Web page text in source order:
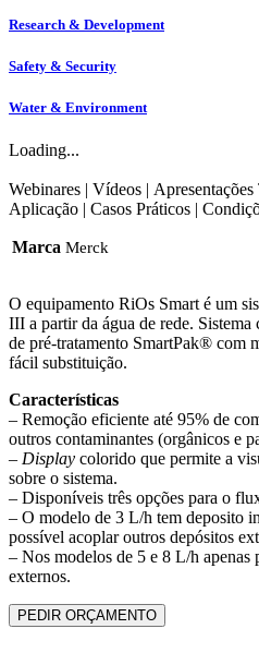
Research & Development
Safety & Security
Water & Environment
Loading...
Webinares | Vídeos | Apresentações
Aplicação | Casos Práticos |
Marca Merck
O equipamento RiOs Smart é um
III a partir da água de rede.
de pré-tratamento SmartPak® com
fácil substituição.
Características
– Remoção eficiente até 95% de
outros contaminantes (orgânicos e
– Display colorido que permite a
sobre o sistema.
– Disponíveis três opções para o
– O modelo de 3 L/h tem deposito
possível acoplar outros depósitos
– Nos modelos de 5 e 8 L/h apenas
externos.
PEDIR ORÇAMENTO